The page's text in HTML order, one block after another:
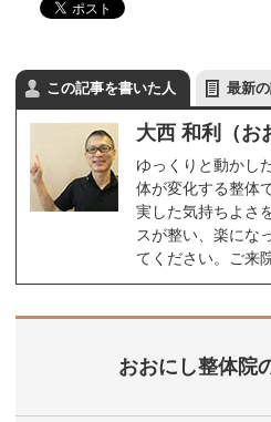
この記事を書いた人 最新
大西 和利（お
ゆっくりと動かし
体が変化する整体
実した気持ちよさ
スが整い、楽にな
てください。ご来
おおにし整体院